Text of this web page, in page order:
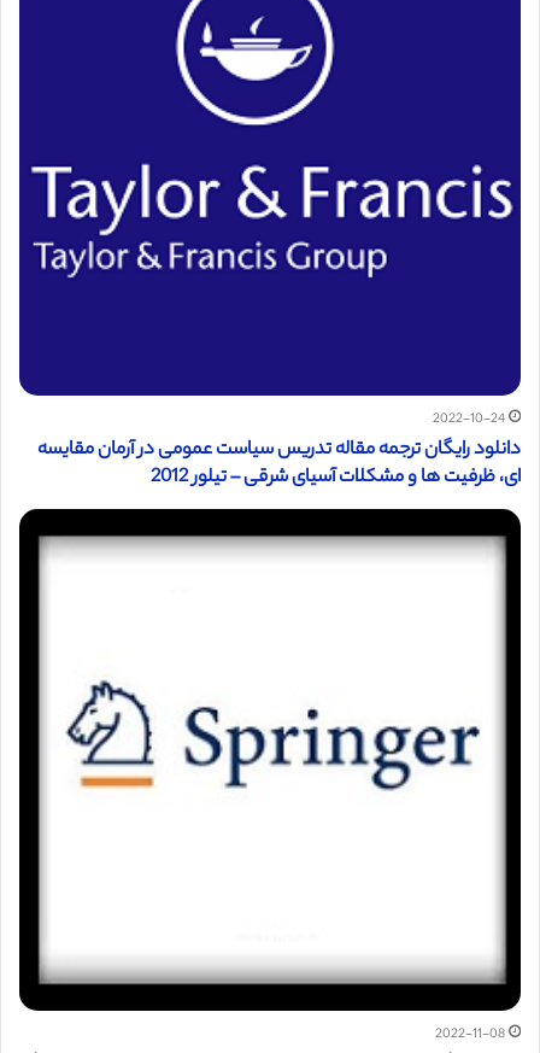
2022-10-24
دانلود رایگان ترجمه مقاله تدریس سیاست عمومی در آرمان مقایسه
ای، ظرفیت ها و مشکلات آسیای شرقی – تیلور 2012
2022-11-08